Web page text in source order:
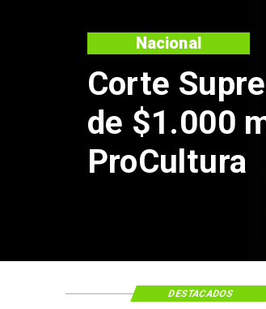
Codelco
de Andes
por riesgos
Nacional
DESTACADOS